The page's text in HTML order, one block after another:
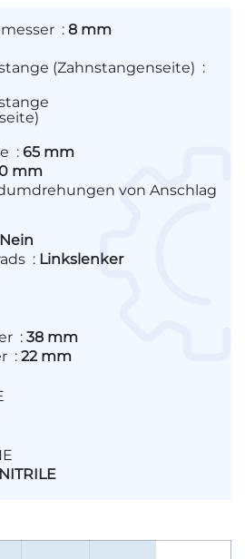
: 8 mm
(Zahnstangenseite) :
: 65 mm
mm
von Anschlag
Nein
: Linkslenker
: 38 mm
: 22 mm
NITRILE